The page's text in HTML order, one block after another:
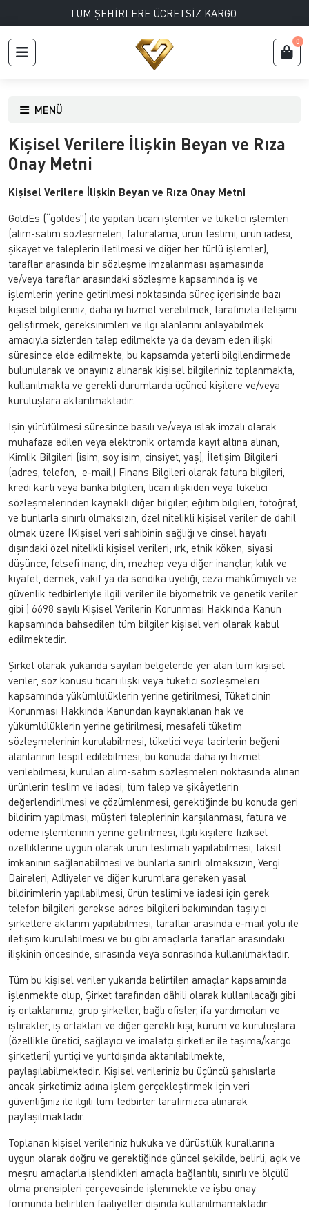
TÜM ŞEHİRLERE ÜCRETSİZ KARGO
0
MENÜ
Kişisel Verilere İlişkin Beyan ve Rıza
Onay Metni
Kişisel Verilere İlişkin Beyan ve Rıza Onay Metni
GoldEs (“goldes”) ile yapılan ticari işlemler ve tüketici işlemleri
(alım-satım sözleşmeleri, faturalama, ürün teslimi, ürün iadesi,
şikayet ve taleplerin iletilmesi ve diğer her türlü işlemler),
taraflar arasında bir sözleşme imzalanması aşamasında
ve/veya taraflar arasındaki sözleşme kapsamında iş ve
işlemlerin yerine getirilmesi noktasında süreç içerisinde bazı
kişisel bilgileriniz, daha iyi hizmet verebilmek, tarafınızla iletişimi
geliştirmek, gereksinimleri ve ilgi alanlarını anlayabilmek
amacıyla sizlerden talep edilmekte ya da devam eden ilişki
süresince elde edilmekte, bu kapsamda yeterli bilgilendirmede
bulunularak ve onayınız alınarak kişisel bilgileriniz toplanmakta,
kullanılmakta ve gerekli durumlarda üçüncü kişilere ve/veya
kuruluşlara aktarılmaktadır.
İşin yürütülmesi süresince basılı ve/veya ıslak imzalı olarak
muhafaza edilen veya elektronik ortamda kayıt altına alınan,
Kimlik Bilgileri (isim, soy isim, cinsiyet, yaş), İletişim Bilgileri
(adres, telefon, e-mail,) Finans Bilgileri olarak fatura bilgileri,
kredi kartı veya banka bilgileri, ticari ilişkiden veya tüketici
sözleşmelerinden kaynaklı diğer bilgiler, eğitim bilgileri, fotoğraf,
ve bunlarla sınırlı olmaksızın, özel nitelikli kişisel veriler de dahil
olmak üzere (Kişisel veri sahibinin sağlığı ve cinsel hayatı
dışındaki özel nitelikli kişisel verileri; ırk, etnik köken, siyasi
düşünce, felsefi inanç, din, mezhep veya diğer inançlar, kılık ve
kıyafet, dernek, vakıf ya da sendika üyeliği, ceza mahkûmiyeti ve
güvenlik tedbirleriyle ilgili veriler ile biyometrik ve genetik veriler
gibi ) 6698 sayılı Kişisel Verilerin Korunması Hakkında Kanun
kapsamında bahsedilen tüm bilgiler kişisel veri olarak kabul
edilmektedir.
Şirket olarak yukarıda sayılan belgelerde yer alan tüm kişisel
veriler, söz konusu ticari ilişki veya tüketici sözleşmeleri
kapsamında yükümlülüklerin yerine getirilmesi, Tüketicinin
Korunması Hakkında Kanundan kaynaklanan hak ve
yükümlülüklerin yerine getirilmesi, mesafeli tüketim
sözleşmelerinin kurulabilmesi, tüketici veya tacirlerin beğeni
alanlarının tespit edilebilmesi, bu konuda daha iyi hizmet
verilebilmesi, kurulan alım-satım sözleşmeleri noktasında alınan
ürünlerin teslim ve iadesi, tüm talep ve şikâyetlerin
değerlendirilmesi ve çözümlenmesi, gerektiğinde bu konuda geri
bildirim yapılması, müşteri taleplerinin karşılanması, fatura ve
ödeme işlemlerinin yerine getirilmesi, ilgili kişilere fiziksel
özelliklerine uygun olarak ürün teslimatı yapılabilmesi, taksit
imkanının sağlanabilmesi ve bunlarla sınırlı olmaksızın, Vergi
Daireleri, Adliyeler ve diğer kurumlara gereken yasal
bildirimlerin yapılabilmesi, ürün teslimi ve iadesi için gerek
telefon bilgileri gerekse adres bilgileri bakımından taşıyıcı
şirketlere aktarım yapılabilmesi, taraflar arasında e-mail yolu ile
iletişim kurulabilmesi ve bu gibi amaçlarla taraflar arasındaki
ilişkinin öncesinde, sırasında veya sonrasında kullanılmaktadır.
Tüm bu kişisel veriler yukarıda belirtilen amaçlar kapsamında
işlenmekte olup, Şirket tarafından dâhili olarak kullanılacağı gibi
iş ortaklarımız, grup şirketler, bağlı ofisler, ifa yardımcıları ve
iştirakler, iş ortakları ve diğer gerekli kişi, kurum ve kuruluşlara
(özellikle üretici, sağlayıcı ve imalatçı şirketler ile taşıma/kargo
şirketleri) yurtiçi ve yurtdışında aktarılabilmekte,
paylaşılabilmektedir. Kişisel verileriniz bu üçüncü şahıslarla
ancak şirketimiz adına işlem gerçekleştirmek için veri
güvenliğiniz ile ilgili tüm tedbirler tarafımızca alınarak
paylaşılmaktadır.
Toplanan kişisel verileriniz hukuka ve dürüstlük kurallarına
uygun olarak doğru ve gerektiğinde güncel şekilde, belirli, açık ve
meşru amaçlarla işlendikleri amaçla bağlantılı, sınırlı ve ölçülü
olma prensipleri çerçevesinde işlenmekte ve işbu onay
formunda belirtilen faaliyetler dışında kullanılmamaktadır.